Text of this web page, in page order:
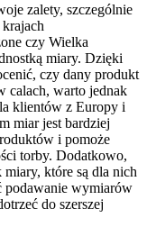
zalety, szczególnie
czy Wielka
miary. Dzięki
czy dany produkt
calach, warto jednak
klientów z Europy i
miar jest bardziej
i pomoże
torby. Dodatkowo,
które są dla nich
podawanie wymiarów
do szerszej